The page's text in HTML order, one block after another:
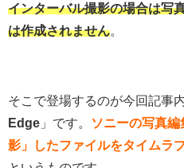
インターバル撮影の場合は写
は作成されません
そこで登場するのが今回記事
Edge 」です。
ソニーの写真
影」したファイルをタイムラ